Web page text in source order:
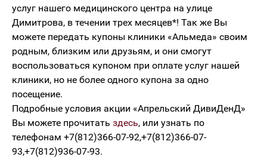
услуг нашего медицинского центра на улице
Димитрова, в течении трех месяцев*! Так же Вы
можете передать купоны клиники «Альмеда» своим
родным, близким или друзьям, и они смогут
воспользоваться купоном при оплате услуг нашей
клиники, но не более одного купона за одно
посещение.
Подробные условия акции «Апрельский ДивиДенД»
Вы можете прочитать здесь, или узнать по
телефонам +7(812)366-07-92,+7(812)366-07-
93,+7(812)936-07-93.